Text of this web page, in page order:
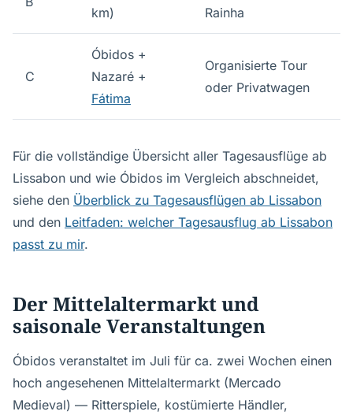
km) Rainha
C
Óbidos +
Nazaré +
Fátima
Organisierte Tour
oder Privatwagen
Für die vollständige Übersicht aller Tagesausflüge ab
Lissabon und wie Óbidos im Vergleich abschneidet,
siehe den Überblick zu Tagesausflügen ab Lissabon
und den Leitfaden: welcher Tagesausflug ab Lissabon
passt zu mir.
Der Mittelaltermarkt und
saisonale Veranstaltungen
Óbidos veranstaltet im Juli für ca. zwei Wochen einen
hoch angesehenen Mittelaltermarkt (Mercado
Medieval) — Ritterspiele, kostümierte Händler,